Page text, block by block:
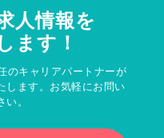
人情報を
ます！
のキャリアパートナーが
します。お気軽にお問い
。